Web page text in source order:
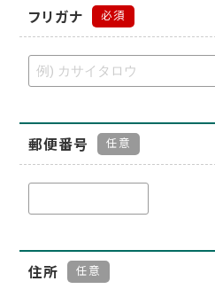
フリガナ 必須
郵便番号 任意
住所 任意